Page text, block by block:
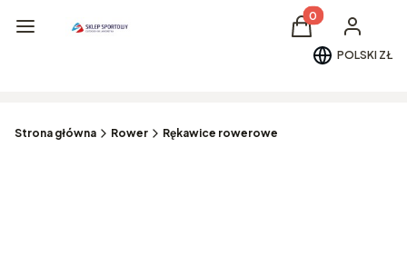
Menu Produkty w
Koszyk Zaloguj
POLSKI ZŁ
Strona główna Rower Rękawice rowerowe